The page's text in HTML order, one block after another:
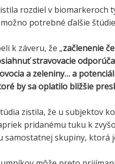
rozdiel v biomarkeroch
potrebné ďalšie
k záveru, že „začlenenie
stravovacie
a zeleniny… a
by sa oplatilo bližšie
zistila, že u subjektov
pridanému tuku k
samostatnej skupiny, ktorá